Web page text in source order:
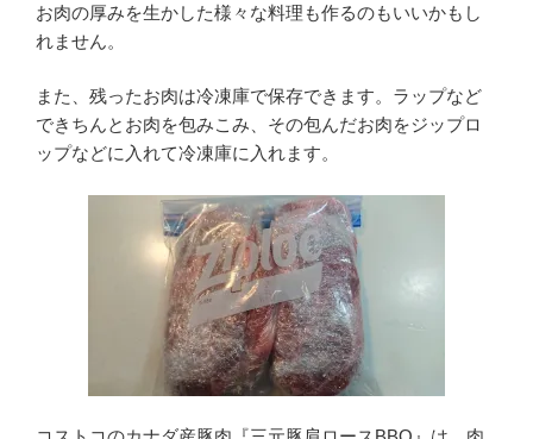
お肉の厚みを生かした様々な料理も作るのもいいかもし
れません。
また、残ったお肉は冷凍庫で保存できます。ラップなど
できちんとお肉を包みこみ、その包んだお肉をジップロ
ップなどに入れて冷凍庫に入れます。